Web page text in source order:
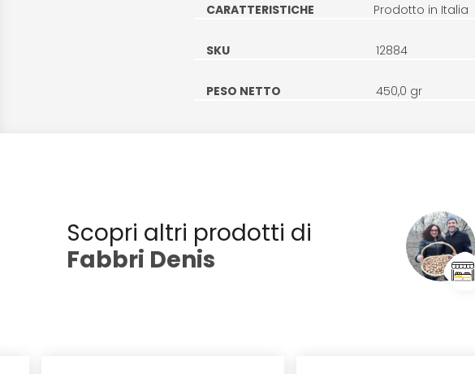
CARATTERISTICHE Prodotto in Italia
SKU 12884
PESO NETTO 450,0 gr
Scopri altri prodotti di
Fabbri Denis